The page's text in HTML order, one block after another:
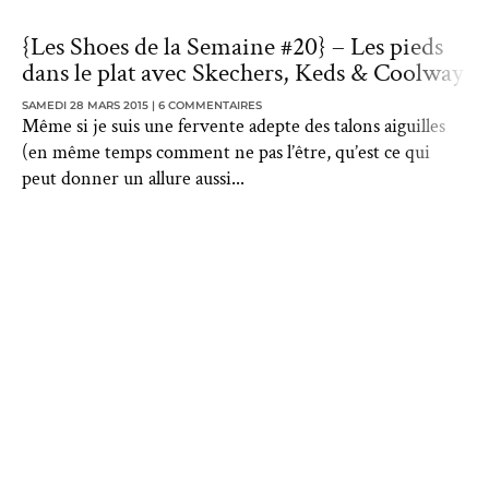
{Les Shoes de la Semaine #20} – Les pieds
dans le plat avec Skechers, Keds & Coolway
SAMEDI 28 MARS 2015 6 COMMENTAIRES
Même si je suis une fervente adepte des talons aiguilles
(en même temps comment ne pas l’être, qu’est ce qui
peut donner un allure aussi